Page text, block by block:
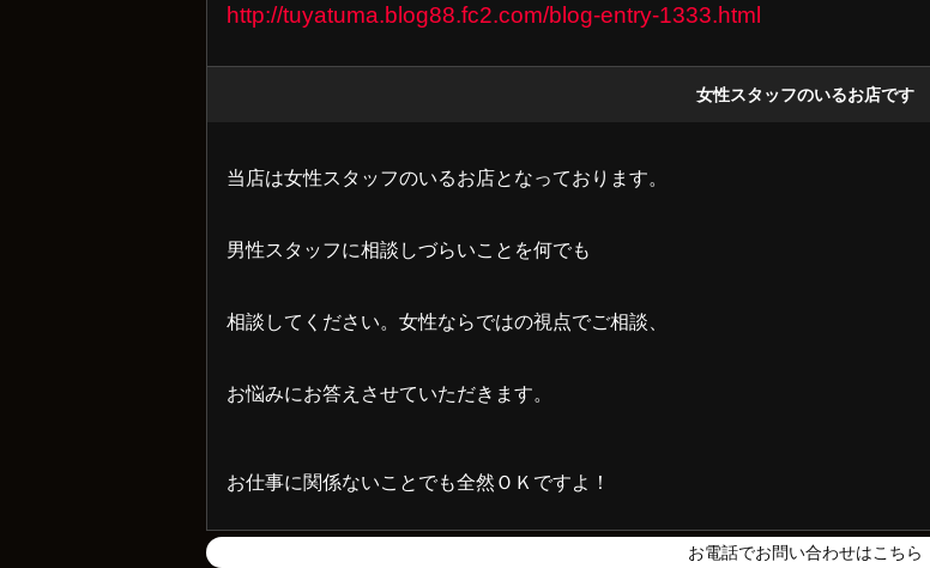
http://tuyatuma.blog88.fc2.com/blog-entry-1333.html
女性スタッフのいるお店です
当店は女性スタッフのいるお店となっております。
男性スタッフに相談しづらいことを何でも
相談してください。女性ならではの視点でご相談、
お悩みにお答えさせていただきます。
お仕事に関係ないことでも全然ＯＫですよ！
お電話でお問い合わせはこちら